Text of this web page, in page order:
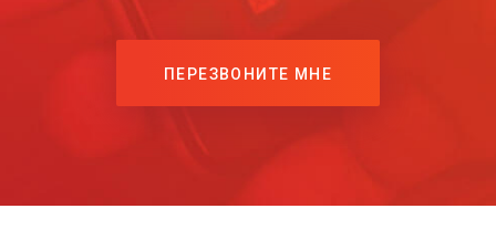
ПЕРЕЗВОНИТЕ МНЕ